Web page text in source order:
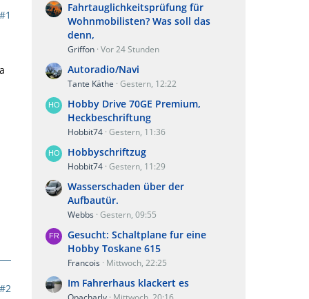
#1
#2
Fahrtauglichkeitsprüfung für
Wohnmobilisten? Was soll das
denn,
Griffon Vor 24 Stunden
Autoradio/Navi
Tante Käthe Gestern, 12:22
Hobby Drive 70GE Premium,
Heckbeschriftung
Hobbit74 Gestern, 11:36
Hobbyschriftzug
Hobbit74 Gestern, 11:29
Wasserschaden über der
Aufbautür.
Webbs Gestern, 09:55
Gesucht: Schaltplane fur eine
Hobby Toskane 615
Francois Mittwoch, 22:25
Im Fahrerhaus klackert es